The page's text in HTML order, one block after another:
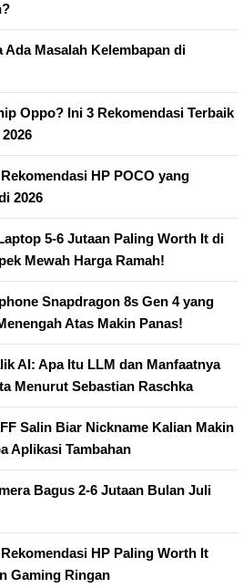
Ada Masalah Kelembapan di
Oppo? Ini 3 Rekomendasi Terbaik
HP POCO yang
2026
5-6 Jutaan Paling Worth It di
Mewah Harga Ramah!
Snapdragon 8s Gen 4 yang
Atas Makin Panas!
AI: Apa Itu LLM dan Manfaatnya
Menurut Sebastian Raschka
Salin Biar Nickname Kalian Makin
Aplikasi Tambahan
Bagus 2-6 Jutaan Bulan Juli
HP Paling Worth It
Gaming Ringan